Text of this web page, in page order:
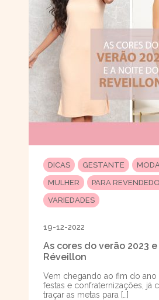
DICAS GESTANTE
MULHER
PARA
VARIEDADES
19-12-2022
As cores do verão 2023
Réveillon
Vem chegando ao fim do ano
festas e confraternizações, já
traçar as metas para […]